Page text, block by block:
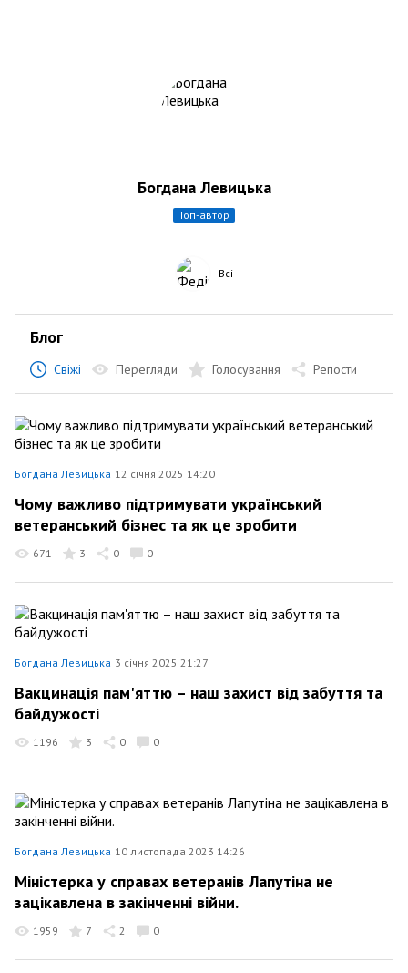
Богдана Левицька
топ-автор
Всі
Блог
Свіжі Перегляди Голосування Репости
Богдана Левицька 12 січня 2025 14:20
Чому важливо підтримувати український
ветеранський бізнес та як це зробити
671 3 0 0
Богдана Левицька 3 січня 2025 21:27
Вакцинація пам'яттю – наш захист від забуття та
байдужості
1196 3 0 0
Богдана Левицька 10 листопада 2023 14:26
Міністерка у справах ветеранів Лапутіна не
зацікавлена в закінченні війни.
1959 7 2 0